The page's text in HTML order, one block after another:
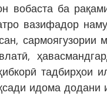
ба
вазифадор
сармоягузории
тадбирҳои
идома додани